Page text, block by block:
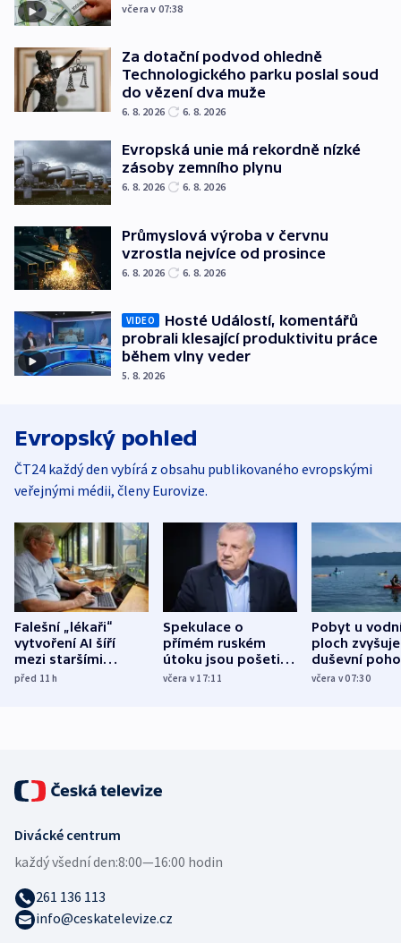
včera v 07:38
Za dotační podvod ohledně
Technologického parku poslal soud
do vězení dva muže
6. 8. 2026 6. 8. 2026
Evropská unie má rekordně nízké
zásoby zemního plynu
6. 8. 2026 6. 8. 2026
Průmyslová výroba v červnu
vzrostla nejvíce od prosince
6. 8. 2026 6. 8. 2026
VIDEO
Hosté Událostí, komentářů
probrali klesající produktivitu práce
během vlny veder
5. 8. 2026
Evropský pohled
ČT24 každý den vybírá z obsahu publikovaného evropskými
veřejnými médii, členy Eurovize.
Falešní „lékaři“
vytvoření AI šíří
mezi staršími
Poláky nebezpečné
před 11h
Spekulace o
přímém ruském
útoku jsou pošetilé,
míní estonský
včera v 17:11
Pobyt u
ploch zvyšuje
duševní
ukázala
včera v 07:30
Divácké centrum
každý všední den:8:00—16:00 hodin
261 136 113
info@ceskatelevize.cz